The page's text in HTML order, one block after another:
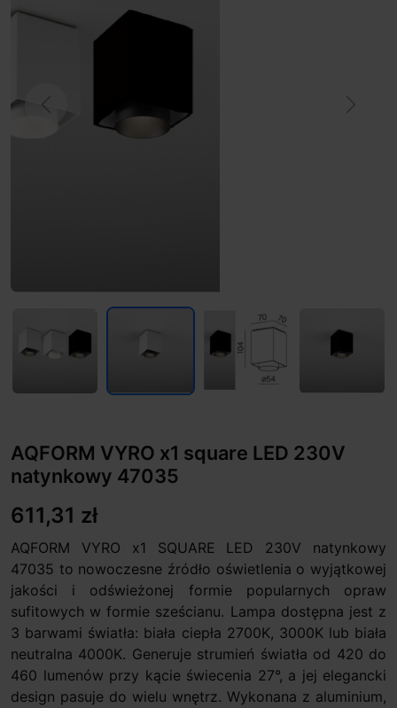
Previous
AQFORM VYRO x1 square LED 230V
natynkowy 47035
611,31 zł
AQFORM VYRO x1 SQUARE LED 230V natynkowy
47035 to nowoczesne źródło oświetlenia o wyjątkowej
jakości i odświeżonej formie popularnych opraw
sufitowych w formie sześcianu. Lampa dostępna jest z
3 barwami światła: biała ciepła 2700K, 3000K lub biała
neutralna 4000K. Generuje strumień światła od 420 do
460 lumenów przy kącie świecenia 27°, a jej elegancki
design pasuje do wielu wnętrz. Wykonana z aluminium,